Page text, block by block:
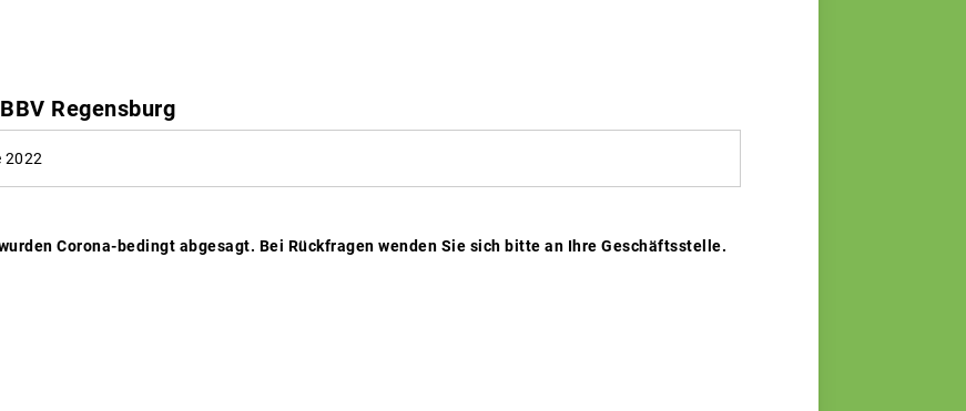
Regensburg
2022
Corona-bedingt abgesagt. Bei Rückfragen wenden Sie sich bitte an Ihre Geschäftsstelle.